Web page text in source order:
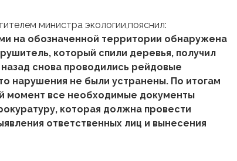
министра экологии,пояснил:
на обозначенной территории обнаружена
который спили деревья, получил
снова проводились рейдовые
нарушения не были устранены. По итогам
момент все необходимые документы
которая должна провести
ответственных лиц и вынесения